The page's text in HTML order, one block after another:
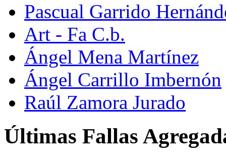
Pascual Garrido
Art - Fa C.b.
Ángel Mena Martínez
Ángel Carrillo Imbernón
Raúl Zamora Jurado
Últimas Fallas